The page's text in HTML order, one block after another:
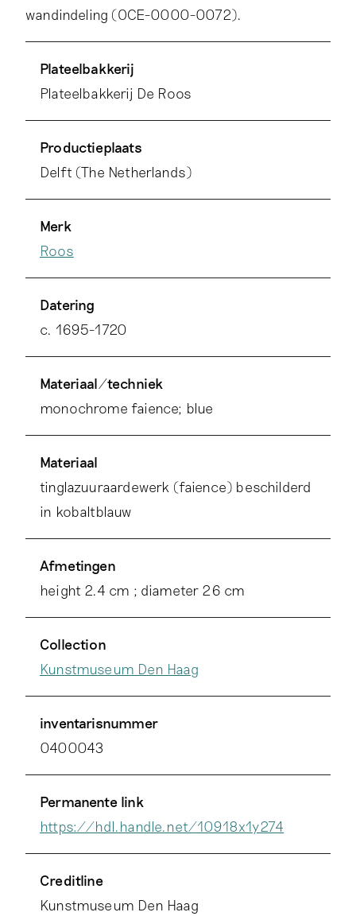
wandindeling (OCE-0000-0072).
Plateelbakkerij
Plateelbakkerij De Roos
Productieplaats
Delft (The Netherlands)
Merk
Roos
Datering
c. 1695-1720
Materiaal/techniek
monochrome faience; blue
Materiaal
tinglazuuraardewerk (faience) beschilderd
in kobaltblauw
Afmetingen
height 2.4 cm ; diameter 26 cm
Collection
Kunstmuseum Den Haag
inventarisnummer
0400043
Permanente link
https://hdl.handle.net/10918x1y274
Creditline
Kunstmuseum Den Haag